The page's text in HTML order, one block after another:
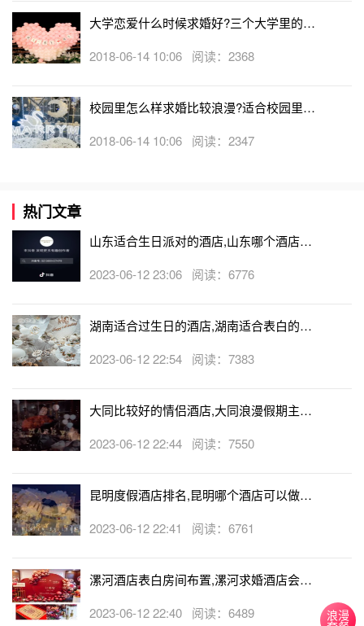
大学恋爱什么时候求婚好?三个大学里的求
2018-06-14 10:06 阅读：2368
校园里怎么样求婚比较浪漫?适合校园里的
2018-06-14 10:06 阅读：2347
热门文章
山东适合生日派对的酒店,山东哪个酒店有
2023-06-12 23:06 阅读：6776
湖南适合过生日的酒店,湖南适合表白的酒
2023-06-12 22:54 阅读：7383
大同比较好的情侣酒店,大同浪漫假期主题
2023-06-12 22:44 阅读：7550
昆明度假酒店排名,昆明哪个酒店可以做求
2023-06-12 22:41 阅读：6761
漯河酒店表白房间布置,漯河求婚酒店会帮
2023-06-12 22:40 阅读：6489 浪漫